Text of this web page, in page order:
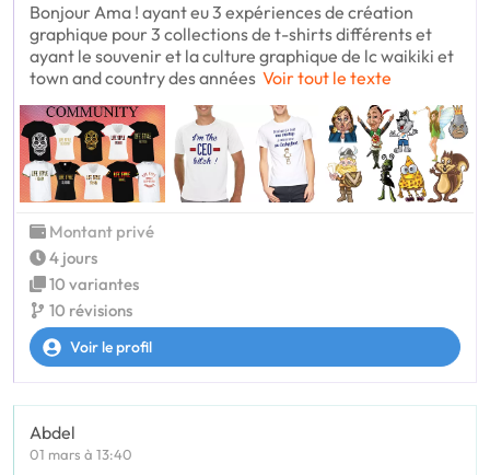
Bonjour Ama ! ayant eu 3 expériences de création
graphique pour 3 collections de t-shirts différents et
ayant le souvenir et la culture graphique de lc waikiki et
town and country des années Voir tout le texte
Montant privé
4 jours
10 variantes
10 révisions
Voir le profil
Abdel
01 mars à 13:40